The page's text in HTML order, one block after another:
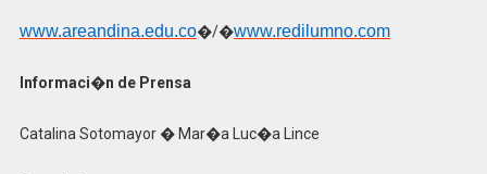
www.areandina.edu.co�/�www.redilumno.com
Informaci�n de Prensa
Catalina Sotomayor � Mar�a Luc�a Lince